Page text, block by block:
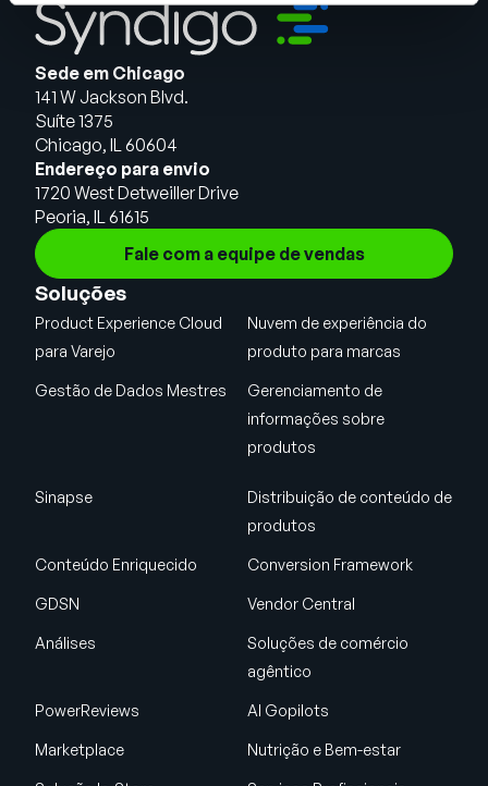
Sede em Chicago
141 W Jackson Blvd.
Suíte 1375
Chicago, IL 60604
Endereço para envio
1720 West Detweiller Drive
Peoria, IL 61615
Fale com a equipe de vendas
Soluções
Product Experience Cloud
para Varejo
Nuvem de experiência do
produto para marcas
Gestão de Dados Mestres
Gerenciamento de
informações sobre
produtos
Sinapse
Distribuição de conteúdo de
produtos
Conteúdo Enriquecido Conversion Framework
GDSN Vendor Central
Análises
Soluções de comércio
agêntico
PowerReviews AI Gopilots
Marketplace Nutrição e Bem-estar